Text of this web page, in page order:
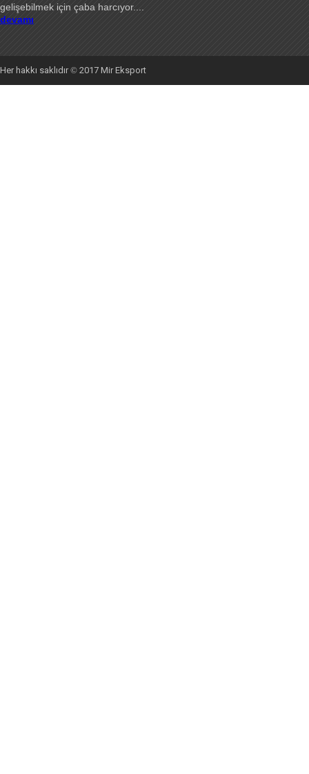
gelişebilmek için çaba harcıyor....
devamı
Her hakkı saklıdır© 2017 Mir Eksport